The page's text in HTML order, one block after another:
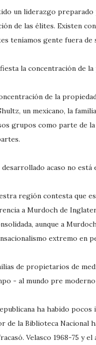
un liderazgo preparado
de las élites. Existen
teníamos gente fuera
la concentración de
de la
un mexicano, la
grupos como parte de
acaso no está
región contesta que
a Murdoch de
aunque a
extremo en
de propietarios de
- al mundo pre
ha habido
de la Biblioteca Nacional
Velasco 1968-75 y